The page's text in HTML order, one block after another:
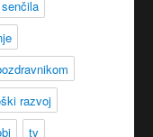
senčila
razvoj
tv